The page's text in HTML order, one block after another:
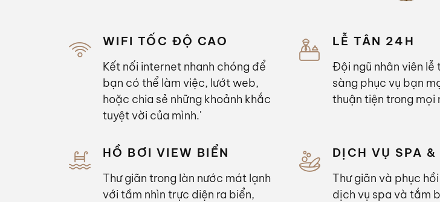
WIFI TỐC ĐỘ CAO
Kết nối internet nhanh chóng để
bạn có thể làm việc, lướt web,
hoặc chia sẻ những khoảnh khắc
tuyệt vời của mình.'
LỄ TÂN 24H
Đội ngũ nhân viên lễ
sàng phục vụ bạn
thuận tiện trong mọi
HỒ BƠI VIEW BIỂN
Thư giãn trong làn nước mát lạnh
với tầm nhìn trực diện ra biển,
DỊCH VỤ SPA &
Thư giãn và phục
dịch vụ spa và tắm